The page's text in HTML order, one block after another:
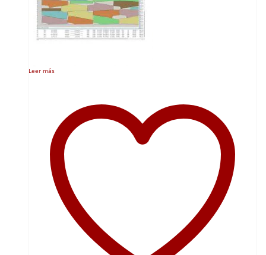
Leer más